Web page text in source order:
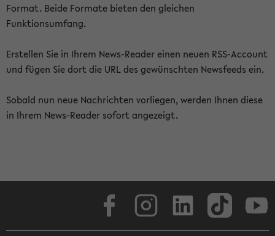
Format. Beide Formate bieten den gleichen
Funktionsumfang.
Erstellen Sie in Ihrem News-Reader einen neuen RSS-Account
und fügen Sie dort die URL des gewünschten Newsfeeds ein.
Sobald nun neue Nachrichten vorliegen, werden Ihnen diese
in Ihrem News-Reader sofort angezeigt.